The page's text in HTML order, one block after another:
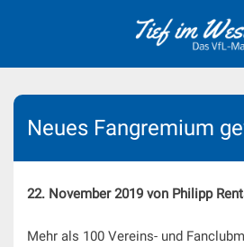
Neues Fangremium
22. November 2019 von Philipp
Mehr als 100 Vereins- und